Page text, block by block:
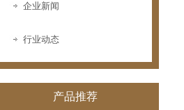
企业新闻
行业动态
产品推荐